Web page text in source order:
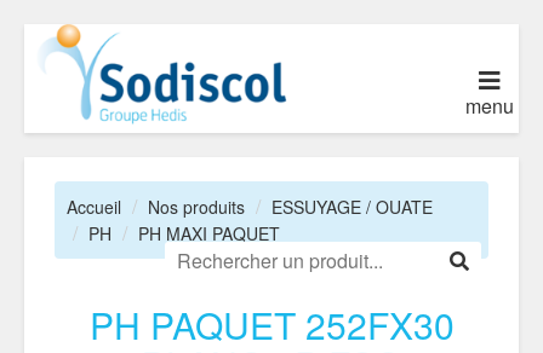
menu
Accueil Nos produits
ESSUYAGE / OUATE
PH
PH MAXI PAQUET
PH PAQUET 252FX30